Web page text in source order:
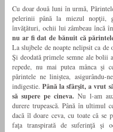
Cu doar două luni în urmă,
pelerinii până la miezul nopţii,
învăţături, ochii lui zâmbeau încă
nu ar fi dat de bănuit că
La slujbele de noapte nelipsit ca
Şi deodată primele semne ale bolii
repede, nu mai putea mânca şi
părintele ne liniştea,
indigestie.Până la sfârşit, avrut
să supere pe cineva.Nu l-am
durere trupească. Până în ultimul
dacă îl doare ceva, cu toate că se
faţa transpirată de suferinţă şi